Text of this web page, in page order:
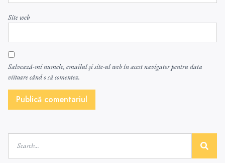
Site web
Salvează-mi numele, emailul și site-ul web în acest navigator pentru data
viitoare când o să comentez.